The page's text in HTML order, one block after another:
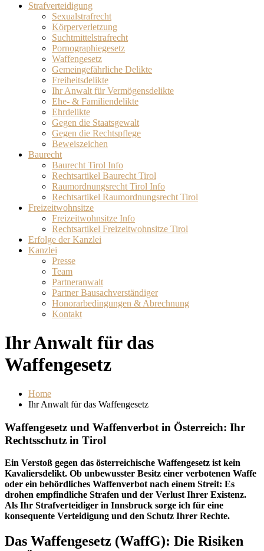
Strafverteidigung
Sexualstrafrecht
Körperverletzung
Suchtmittelstrafrecht
Pornographiegesetz
Waffengesetz
Gemeingefährliche Delikte
Freiheitsdelikte
Ihr Anwalt für Vermögensdelikte
Ehe- & Familiendelikte
Ehrdelikte
Gegen die Staatsgewalt
Gegen die Rechtspflege
Beweiszeichen
Baurecht
Baurecht Tirol Info
Rechtsartikel Baurecht Tirol
Raumordnungsrecht Tirol Info
Rechtsartikel Raumordnungsrecht Tirol
Freizeitwohnsitze
Freizeitwohnsitze Info
Rechtsartikel Freizeitwohnsitze Tirol
Erfolge der Kanzlei
Kanzlei
Presse
Team
Partneranwalt​
Partner Bausachverständiger
Honorarbedingungen & Abrechnung
Kontakt
Ihr Anwalt für das
Waffengesetz
Home
Ihr Anwalt für das Waffengesetz
Waffengesetz und Waffenverbot in Österreich: Ihr
Rechtsschutz in Tirol
Ein Verstoß gegen das österreichische Waffengesetz ist kein
Kavaliersdelikt. Ob unbewusster Besitz einer verbotenen Waffe
oder ein behördliches Waffenverbot nach einem Streit: Es
drohen empfindliche Strafen und der Verlust Ihrer Existenz.
Als Ihr Strafverteidiger in Innsbruck sorge ich für eine
konsequente Verteidigung und den Schutz Ihrer Rechte.
Das Waffengesetz (WaffG): Die Risiken